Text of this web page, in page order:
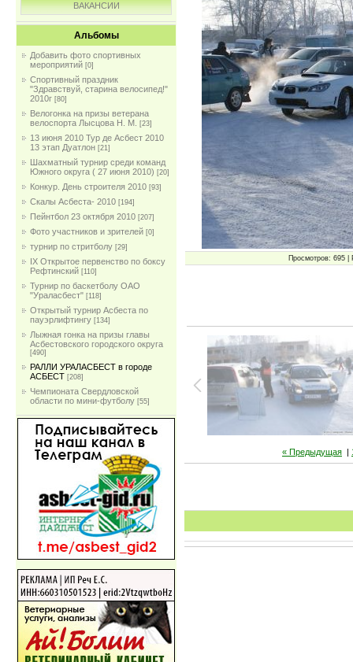
ВАКАНСИИ
Альбомы
Добавить фото спортивных
мероприятий [0]
Спортивный праздник
"Здравствуй, старина велосипед!"
2010г [80]
Велогонка на призы ветерана
велоспорта Лысцова Н. М.
[23]
13 июня 2010 Тур де Асбест 2010
13 этап Дуатлон [21]
Шахматный турнир среди команд
Южного округа ( 27 июня 2010) [20]
Конкур. День строителя 2010 [93]
Скалы Асбеста- 2010 [194]
Пейнтбол 23 октября 2010 [207]
Фото участников и зрителей [0]
турнир по стритболу [29]
IX Открытое первенство по боксу
Рефтинский [110]
Турнир по баскетболу ОАО
"Ураласбест" [118]
Открытый турнир Асбеста по
пауэрлифтингу [134]
Лыжная гонка на призы главы
Асбестовского городского округа
[490]
РАЛЛИ УРАЛАСБЕСТ в городе
АСБЕСТ [208]
Чемпионата Свердловской
области по мини-футболу [55]
Просмотров: 695 |
« Предыдущая |